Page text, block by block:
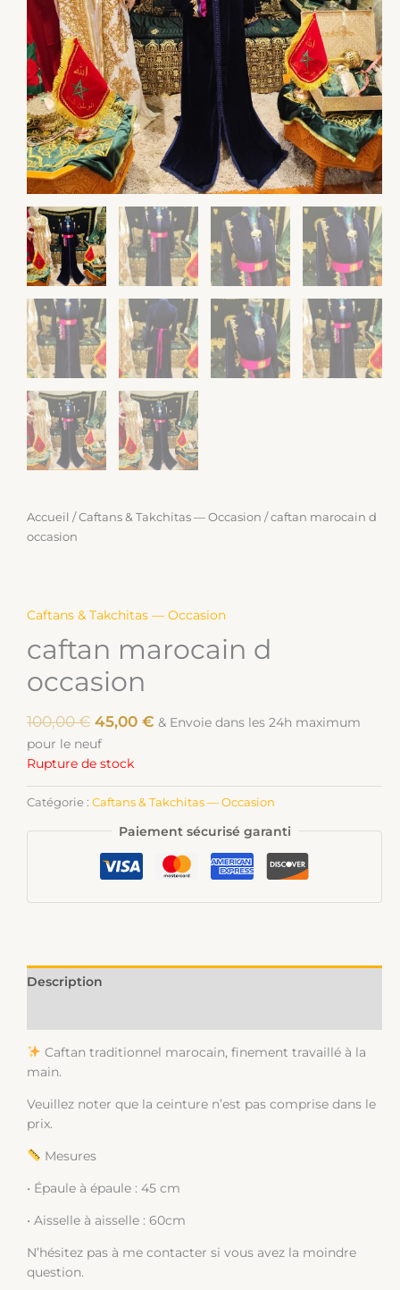
Accueil /Caftans & Takchitas — Occasion / caftan marocain d
occasion
Caftans & Takchitas — Occasion
caftan marocain d
occasion
100,00€ 45,00 € & Envoie dans les 24h maximum
pour le neuf
Rupture de stock
Catégorie : Caftans & Takchitas — Occasion
Paiement sécurisé garanti
Description
Caftan traditionnel marocain, finement travaillé à la
main.
Veuillez noter que la ceinture n’est pas comprise dans le
prix.
Mesures
• Épaule à épaule : 45 cm
• Aisselle à aisselle : 60cm
N’hésitez pas à me contacter si vous avez la moindre
question.